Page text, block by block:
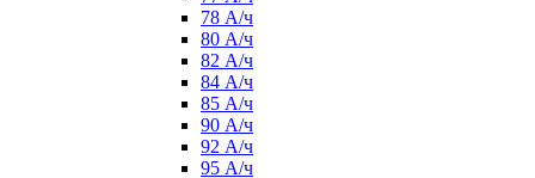
78 А/ч
80 А/ч
82 А/ч
84 А/ч
85 А/ч
90 А/ч
92 А/ч
95 А/ч